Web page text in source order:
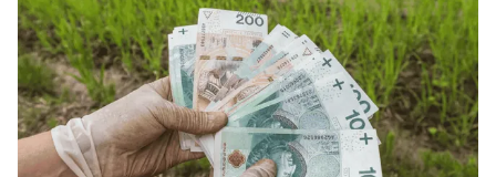
przeliczenia całej opłacalności upraw. To ważna
informacja zwłaszcza dla tych, którzy weszli w system z
myślą o dopłatach, a dziś zostają z dodatkowymi
obowiązkami, ale bez dodatkowych pieniędzy.Co w
2026 roku zmienia się w zasadach dopłatDlaczego
sam udział w systemie nie daje jeszcze prawa do
wsparciaKtórych płatności zabraknie i co to oznacza
dla rolników